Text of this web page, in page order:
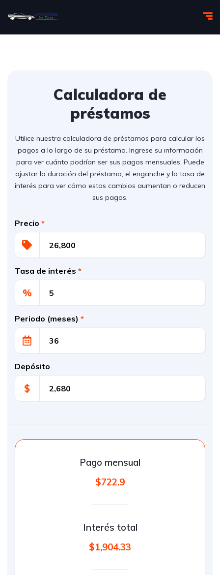
Calculadora de
préstamos
Utilice nuestra calculadora de préstamos para calcular los
pagos a lo largo de su préstamo. Ingrese su información
para ver cuánto podrían ser sus pagos mensuales. Puede
ajustar la duración del préstamo, el enganche y la tasa de
interés para ver cómo estos cambios aumentan o reducen
sus pagos.
Precio *
Tasa de interés *
%
Periodo (meses) *
Depósito
$
Pago mensual
$722.9
Interés total
$1,904.33